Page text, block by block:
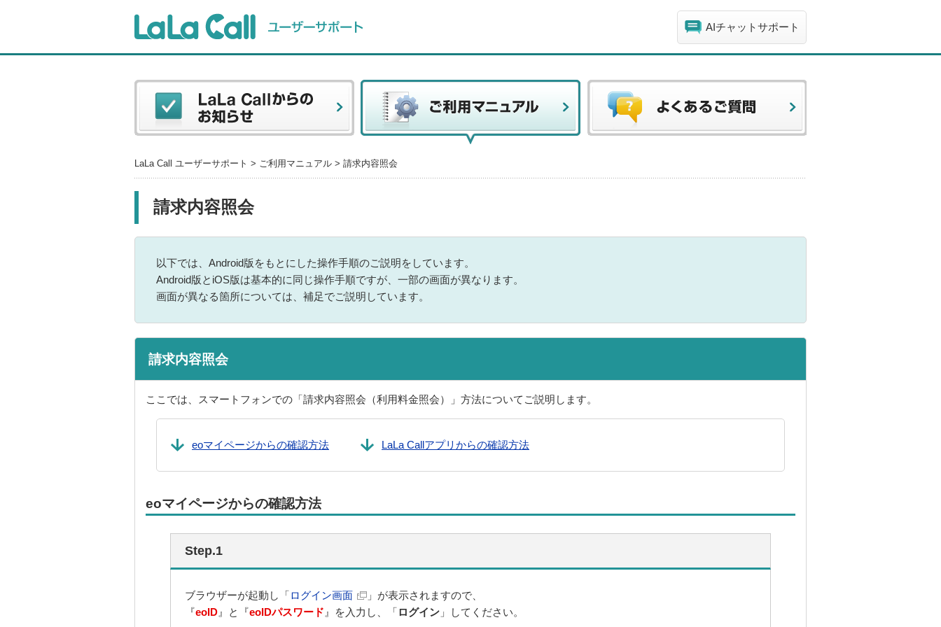
AIチャットサポート
LaLa Call ユーザーサポート > ご利用マニュアル > 請求内容照会
請求内容照会
以下では、Android版をもとにした操作手順のご説明をしています。
Android版とiOS版は基本的に同じ操作手順ですが、一部の画面が異なります。
画面が異なる箇所については、補足でご説明しています。
請求内容照会
ここでは、スマートフォンでの「請求内容照会（利用料金照会）」方法についてご説明します。
eoマイページからの確認方法 LaLa Callアプリからの確認方法
eoマイページからの確認方法
Step.1
ブラウザーが起動し「ログイン画面
」が表示されますので、
『eoID 』と『eoIDパスワード 』を入力し、「ログイン 」してください。